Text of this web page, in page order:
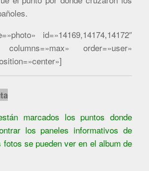
id=»14169,14174,14172″
columns=»max» order=»user»
marcados los puntos donde
los paneles informativos de
se pueden ver en el album de